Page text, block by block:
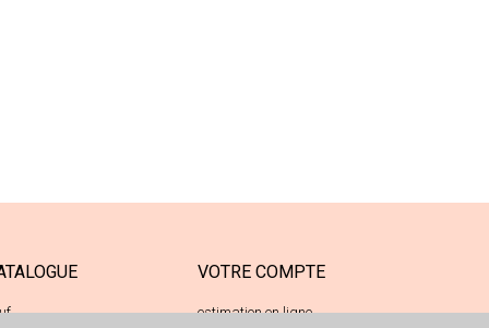
VOTRE COMPTE
estimation en ligne